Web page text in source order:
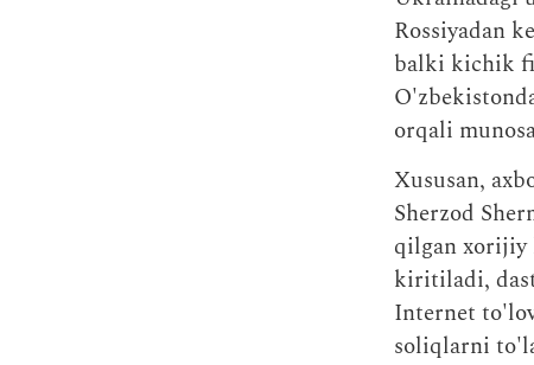
Rossiyadan
balki kichik
orqali
Xususan,
Sherzod
qilgan xorijiy
kiritiladi,
Internet
soliqlarni